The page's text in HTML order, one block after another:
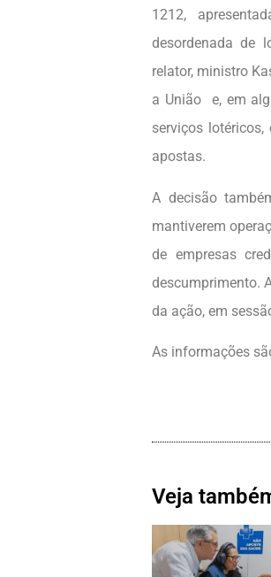
1212,
desordenada de
relator, ministro
a União e, em
serviços
apostas.
A decisão
mantiverem
de empresas
descumprimento.
da ação, em
As informações
Veja